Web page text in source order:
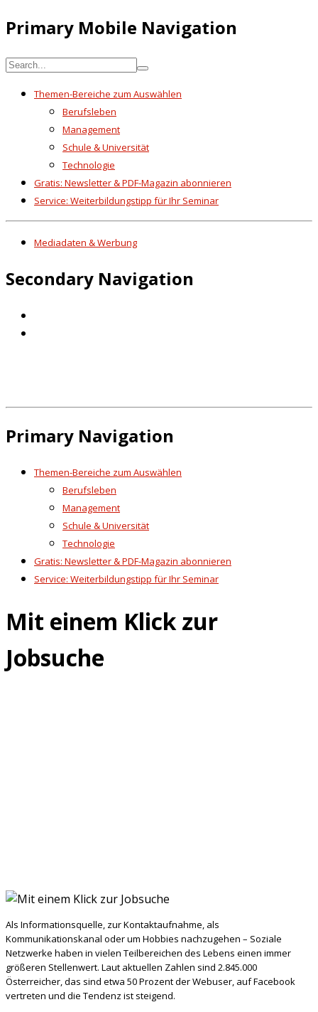
Primary Mobile Navigation
Themen-Bereiche zum Auswählen
Berufsleben
Management
Schule & Universität
Technologie
Gratis: Newsletter & PDF-Magazin abonnieren
Service: Weiterbildungstipp für Ihr Seminar
Mediadaten & Werbung
Secondary Navigation
Primary Navigation
Themen-Bereiche zum Auswählen
Berufsleben
Management
Schule & Universität
Technologie
Gratis: Newsletter & PDF-Magazin abonnieren
Service: Weiterbildungstipp für Ihr Seminar
Mit einem Klick zur
Jobsuche
Als Informationsquelle, zur Kontaktaufnahme, als
Kommunikationskanal oder um Hobbies nachzugehen – Soziale
Netzwerke haben in vielen Teilbereichen des Lebens einen immer
größeren Stellenwert. Laut aktuellen Zahlen sind 2.845.000
Österreicher, das sind etwa 50 Prozent der Webuser, auf Facebook
vertreten und die Tendenz ist steigend.